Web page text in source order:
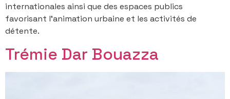
internationales ainsi que des espaces publics
favorisant l’animation urbaine et les activités de
détente.
Trémie Dar Bouazza